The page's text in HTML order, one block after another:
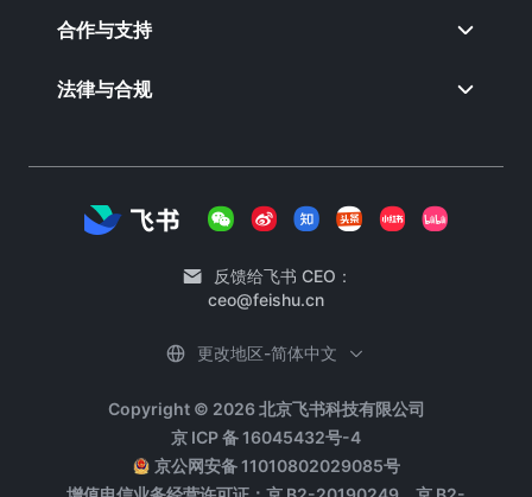
合作与支持
法律与合规
反馈给飞书 CEO：
ceo@feishu.cn
Copyright © 2026 北京飞书科技有限公司
京 ICP 备 16045432号-4
京公网安备 11010802029085号
更改地区-简体中文